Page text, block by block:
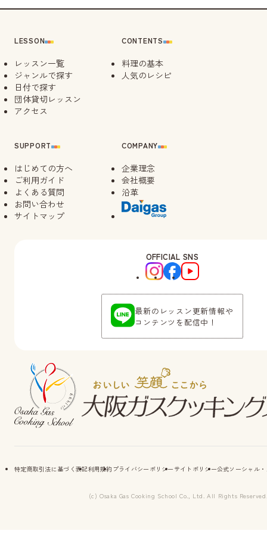
LESSON
レッスン一覧
ジャンルで探す
日付で探す
団体貸切レッスン
アクセス
SUPPORT
はじめての方へ
ご利用ガイド
よくある質問
お問い合わせ
サイトマップ
CONTENTS
料理の基本
人気のレシピ
COMPANY
企業理念
会社概要
沿革
OFFICIAL SNS
最新のレッスン更新情報や
コンテンツを配信中！
特定商取引法に基づく表記利用規約 プライバシーポリシーサイトポリシー公式ソーシャル
(c) Osaka Gas Cooking School Co., Ltd. All Rights